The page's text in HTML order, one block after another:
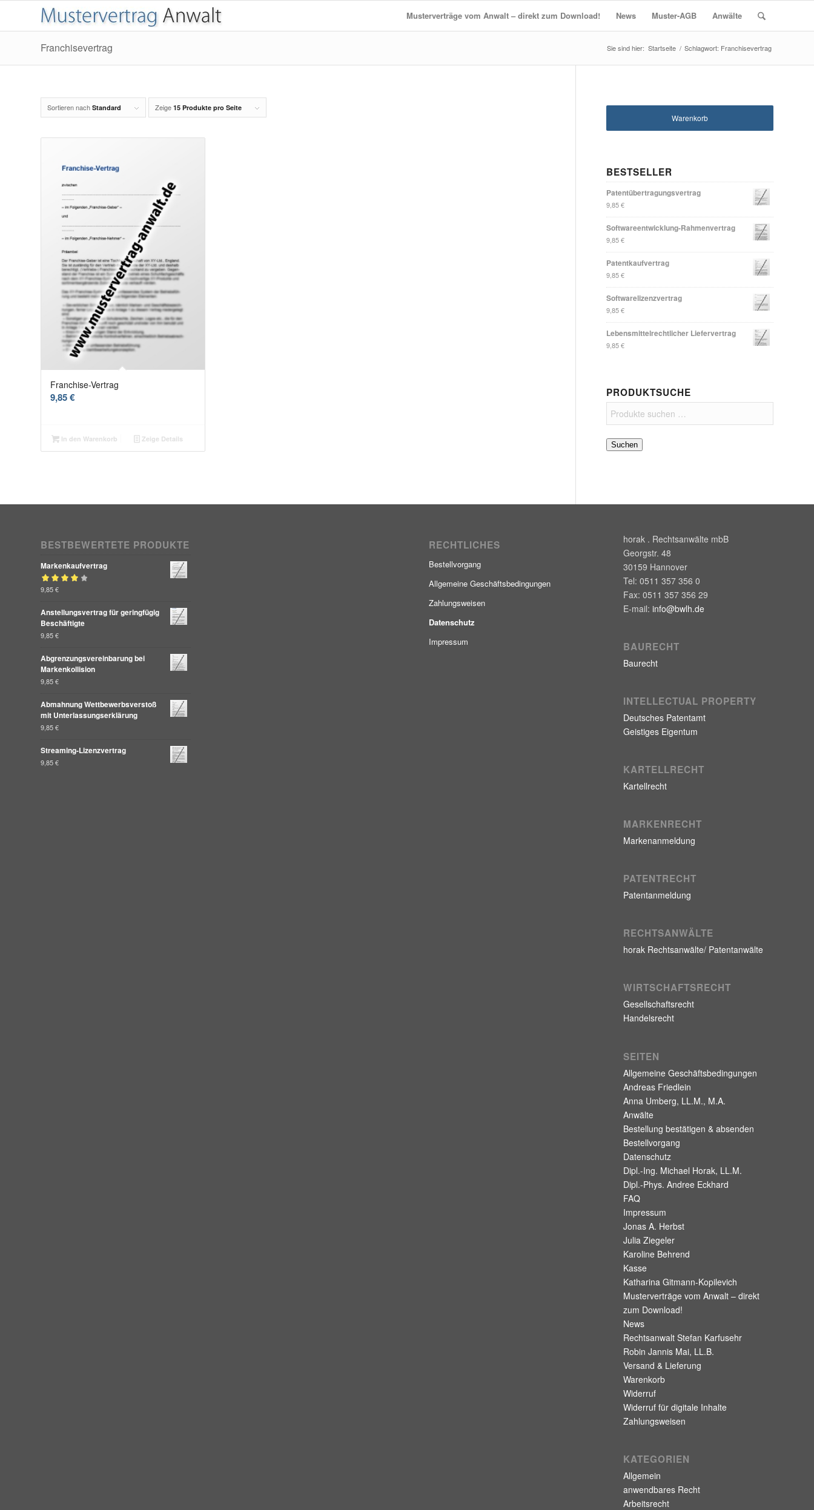
Musterverträge vom Anwalt – direkt zum Download! News Muster-AGB Anwälte
Franchisevertrag Startseite / Schlagwort: Franchisevertrag
Sortieren nach Standard Zeige 15 Produkte pro Seite
Franchise-Vertrag
9,85€
In den Warenkorb Zeige Details
Warenkorb
BESTSELLER
Patentübertragungsvertrag
9,85€
Softwareentwicklung-Rahmenvertrag
9,85€
Patentkaufvertrag
9,85€
Softwarelizenzvertrag
9,85€
Lebensmittelrechtlicher Liefervertrag
9,85€
PRODUKTSUCHE
Suchen
BESTBEWERTETE PRODUKTE
Markenkaufvertrag
Bewertet mit
9,85€
Anstellungsvertrag für geringfügig
Beschäftigte
9,85€
Abgrenzungsvereinbarung bei
Markenkollision
9,85€
Abmahnung Wettbewerbsverstoß
mit Unterlassungserklärung
9,85€
Streaming-Lizenzvertrag
9,85€
RECHTLICHES
Bestellvorgang
Allgemeine Geschäftsbedingungen
Zahlungsweisen
Datenschutz
Impressum
horak . Rechtsanwälte mbB
Georgstr. 48
30159 Hannover
Tel: 0511 357 356 0
Fax: 0511 357 356 29
E-mail: info@bwlh.de
BAURECHT
Baurecht
INTELLECTUAL PROPERTY
Deutsches Patentamt
Geistiges Eigentum
KARTELLRECHT
Kartellrecht
MARKENRECHT
Markenanmeldung
PATENTRECHT
Patentanmeldung
RECHTSANWÄLTE
horak Rechtsanwälte/ Patentanwälte
WIRTSCHAFTSRECHT
Gesellschaftsrecht
Handelsrecht
SEITEN
Allgemeine Geschäftsbedingungen
Andreas Friedlein
Anna Umberg, LL.M., M.A.
Anwälte
Bestellung bestätigen & absenden
Bestellvorgang
Datenschutz
Dipl.-Ing. Michael Horak, LL.M.
Dipl.-Phys. Andree Eckhard
FAQ
Impressum
Jonas A. Herbst
Julia Ziegeler
Karoline Behrend
Kasse
Katharina Gitmann-Kopilevich
Musterverträge vom Anwalt – direkt
zum Download!
News
Rechtsanwalt Stefan Karfusehr
Robin Jannis Mai, LL.B.
Versand & Lieferung
Warenkorb
Widerruf
Widerruf für digitale Inhalte
Zahlungsweisen
KATEGORIEN
Allgemein
anwendbares Recht
Arbeitsrecht